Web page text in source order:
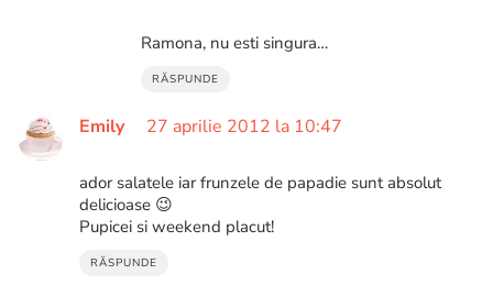
Ramona, nu esti singura…
RĂSPUNDE
Emily 27 aprilie 2012 la 10:47
ador salatele iar frunzele de papadie sunt absolut
delicioase 😉
Pupicei si weekend placut!
RĂSPUNDE